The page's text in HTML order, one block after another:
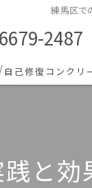
練馬区で
2487
自己修復コンクリ
と効